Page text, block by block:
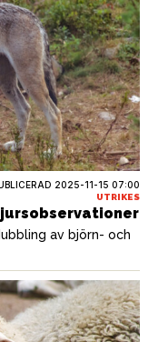
2025-11-15 07:00
UTRIKES
av björn- och